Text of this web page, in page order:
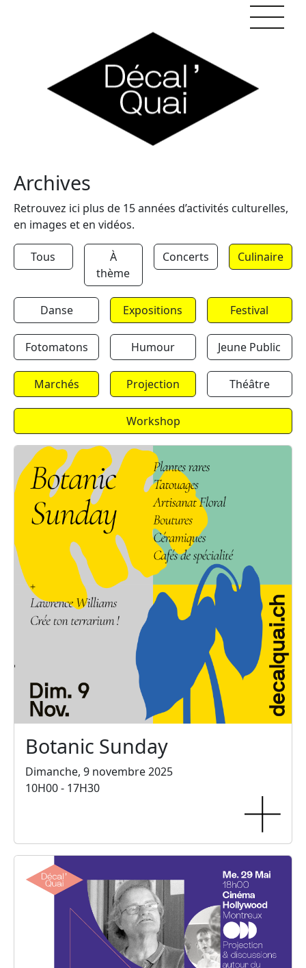
Archives
Retrouvez ici plus de 15 années d’activités culturelles,
en images et en vidéos.
Tous
À
thème
Concerts Culinaire
Danse Expositions Festival
Fotomatons Humour Jeune Public
Marchés Projection Théâtre
Workshop
Botanic Sunday
Dimanche, 9 novembre 2025
10H00 - 17H30